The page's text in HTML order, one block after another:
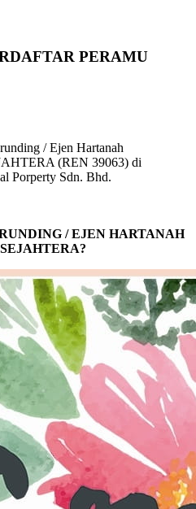
PERAMU
/ Ejen Hartanah
(REN 39063) di
Porperty Sdn. Bhd.
/ EJEN HARTANAH